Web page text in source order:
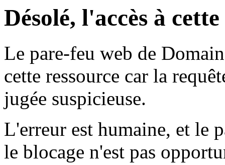
Désolé, l'accès à
Le pare-feu web de
cette ressource car la
jugée suspicieuse.
L'erreur est humaine, et le
le blocage n'est pas